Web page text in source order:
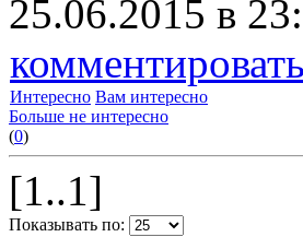
25.06.2015 в
комментировать
Интересно Вам интересно
Больше не интересно
(0)
[1..1]
Показывать по: